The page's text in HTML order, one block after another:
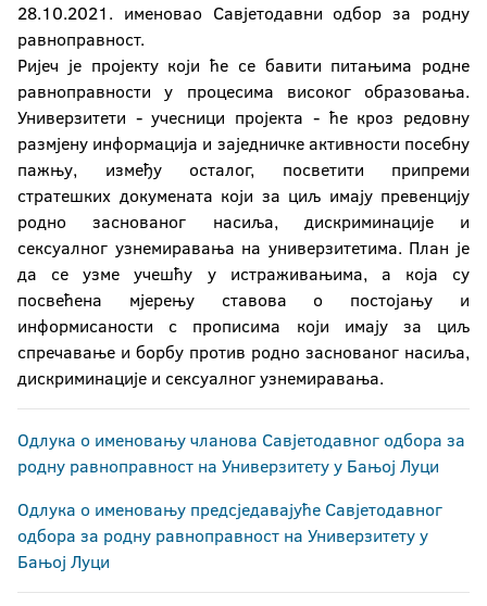
28.10.2021. именовао Савјетодавни одбор за родну
равноправност.
Ријеч је пројекту који ће се бавити питањима родне
равноправности у процесима високог образовања.
Универзитети - учесници пројекта - ће кроз редовну
размјену информација и заједничке активности посебну
пажњу, између осталог, посветити припреми
стратешких докумената који за циљ имају превенцију
родно заснованог насиља, дискриминације и
сексуалног узнемиравања на универзитетима. План је
да се узме учешћу у истраживањима, а која су
посвећена мјерењу ставова о постојању и
информисаности с прописима који имају за циљ
спречавање и борбу против родно заснованог насиља,
дискриминације и сексуалног узнемиравања.
Одлука о именовању чланова Савјетодавног одбора за
родну равноправност на Универзитету у Бањој Луци
Одлука о именовању предсједавајуће Савјетодавног
одбора за родну равноправност на Универзитету у
Бањој Луци